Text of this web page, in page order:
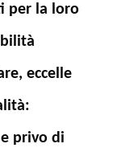
per la loro
eccelle
privo di